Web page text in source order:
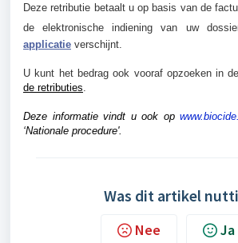
Deze retributie betaalt u op basis van de
de elektronische indiening van uw
applicatie verschijnt.
U kunt het bedrag ook vooraf opzoeken in de
de retributies.
Deze informatie vindt u ook op
‘Nationale procedure'.
Was dit artikel
Nee Ja